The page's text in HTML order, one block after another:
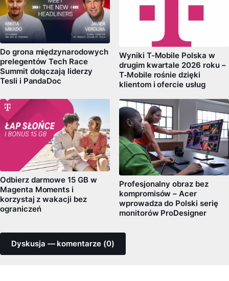
Do grona międzynarodowych
prelegentów Tech Race
Summit dołączają liderzy
Tesli i PandaDoc
Wyniki T-Mobile Polska w
drugim kwartale 2026 roku –
T‑Mobile rośnie dzięki
klientom i ofercie usług
Odbierz darmowe 15 GB w
Magenta Moments i
korzystaj z wakacji bez
ograniczeń
Profesjonalny obraz bez
kompromisów – Acer
wprowadza do Polski serię
monitorów ProDesigner
Dyskusja — komentarze (0)